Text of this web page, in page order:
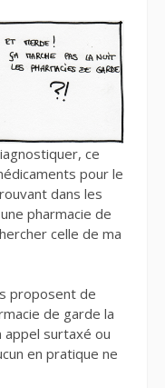
ce
pour le
dans les
pharmacie de
celle de ma
proposent de
de garde la
appel surtaxé ou
en pratique ne